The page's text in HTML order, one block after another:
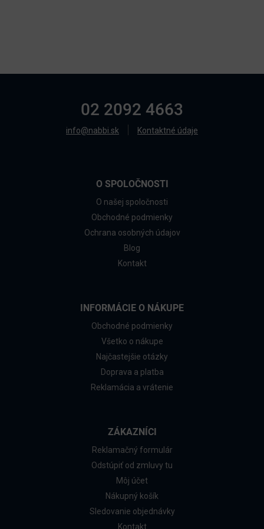
02 2092 4663
info@nabbi.sk Kontaktné údaje
O SPOLOČNOSTI
O našej spoločnosti
Obchodné podmienky
Ochrana osobných údajov
Blog
Kontakt
INFORMÁCIE O NÁKUPE
Obchodné podmienky
Všetko o nákupe
Najčastejšie otázky
Doprava a platba
Reklamácia a vrátenie
ZÁKAZNÍCI
Reklamačný formulár
Odstúpiť od zmluvy tu
Môj účet
Nákupný košík
Sledovanie objednávky
Kontakt